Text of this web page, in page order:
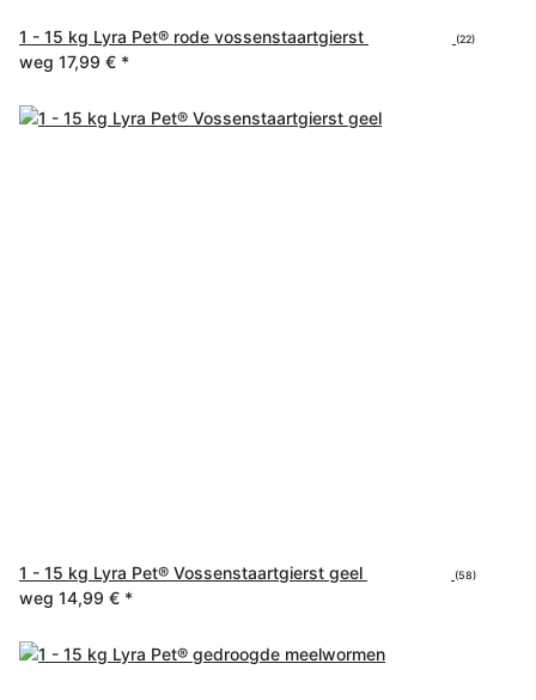
1 - 15 kg Lyra Pet® rode vossenstaartgierst (22)
weg 17,99 € *
1 - 15 kg Lyra Pet® Vossenstaartgierst geel (58)
weg 14,99 € *